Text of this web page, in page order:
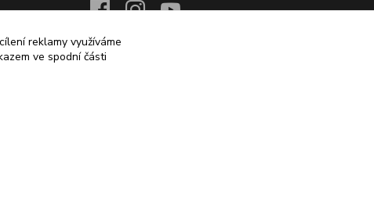
reklamy využíváme
ve spodní části